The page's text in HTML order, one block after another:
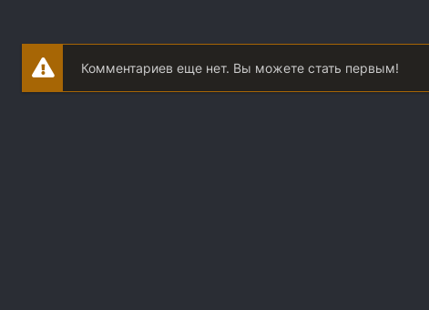
Комментариев еще нет. Вы можете стать первым!